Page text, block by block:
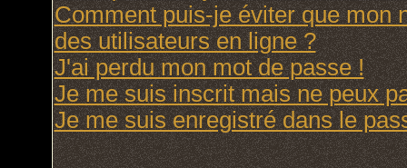
Comment puis-je éviter que mon
des utilisateurs en ligne ?
J'ai perdu mon mot de passe !
Je me suis inscrit mais ne peux
Je me suis enregistré dans le